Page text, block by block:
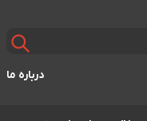
درباره ما